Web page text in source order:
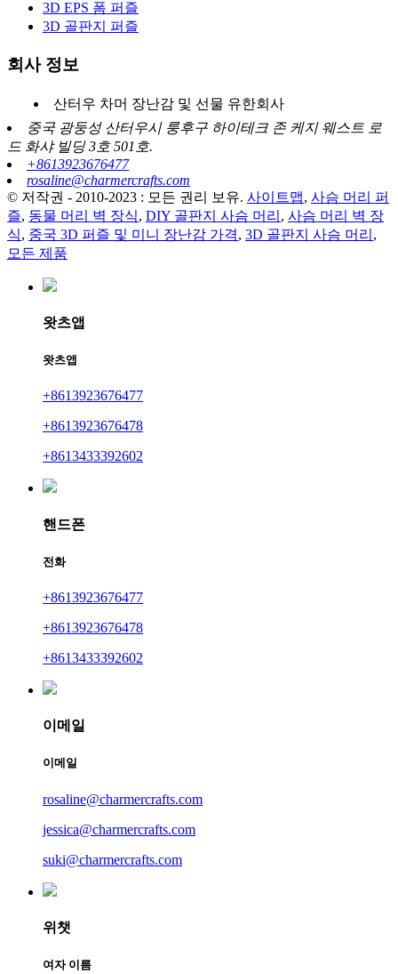
3D EPS 폼 퍼즐
3D 골판지 퍼즐
회사 정보
산터우 차머 장난감 및 선물 유한회사
중국 광둥성 산터우시 룽후구 하이테크 존 케지 웨스트 로
드 화샤 빌딩 3호 501호.
+8613923676477
rosaline@charmercrafts.com
© 저작권 - 2010-2023 : 모든 권리 보유. 사이트맵, 사슴 머리 퍼
즐, 동물 머리 벽 장식, DIY 골판지 사슴 머리 , 사슴 머리 벽 장
식, 중국 3D 퍼즐 및 미니 장난감 가격, 3D 골판지 사슴 머리 ,
모든 제품
왓츠앱
왓츠앱
+8613923676477
+8613923676478
+8613433392602
핸드폰
전화
+8613923676477
+8613923676478
+8613433392602
이메일
이메일
rosaline@charmercrafts.com
jessica@charmercrafts.com
suki@charmercrafts.com
위챗
여자 이름